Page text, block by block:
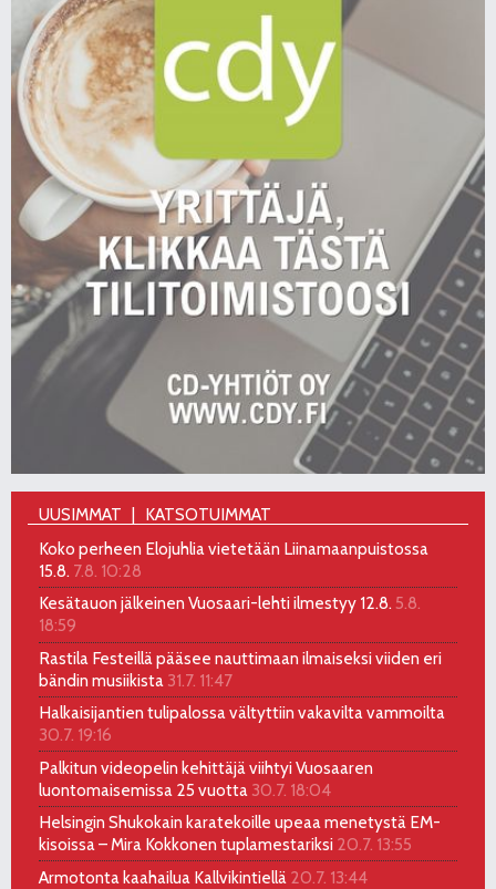
UUSIMMAT
KATSOTUIMMAT
Koko perheen Elojuhlia vietetään Liinamaanpuistossa
15.8. 7.8. 10:28
Kesätauon jälkeinen Vuosaari-lehti ilmestyy 12.8. 5.8.
18:59
Rastila Festeillä pääsee nauttimaan ilmaiseksi viiden eri
bändin musiikista 31.7. 11:47
Halkaisijantien tulipalossa vältyttiin vakavilta vammoilta
30.7. 19:16
Palkitun videopelin kehittäjä viihtyi Vuosaaren
luontomaisemissa 25 vuotta 30.7. 18:04
Helsingin Shukokain karatekoille upeaa menetystä EM-
kisoissa – Mira Kokkonen tuplamestariksi 20.7. 13:55
Armotonta kaahailua Kallvikintiellä 20.7. 13:44